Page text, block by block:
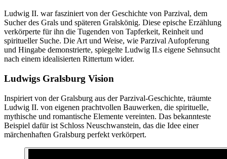
Ludwig II. war fasziniert von der Geschichte von Parzival, dem
Sucher des Grals und späteren Gralskönig. Diese epische Erzählung
verkörperte für ihn die Tugenden von Tapferkeit, Reinheit und
spiritueller Suche. Die Art und Weise, wie Parzival Aufopferung
und Hingabe demonstrierte, spiegelte Ludwig II.s eigene Sehnsucht
nach einem idealisierten Rittertum wider.
Ludwigs Gralsburg Vision
Inspiriert von der Gralsburg aus der Parzival-Geschichte, träumte
Ludwig II. von eigenen prachtvollen Bauwerken, die spirituelle,
mythische und romantische Elemente vereinten. Das bekannteste
Beispiel dafür ist Schloss Neuschwanstein, das die Idee einer
märchenhaften Gralsburg perfekt verkörpert.